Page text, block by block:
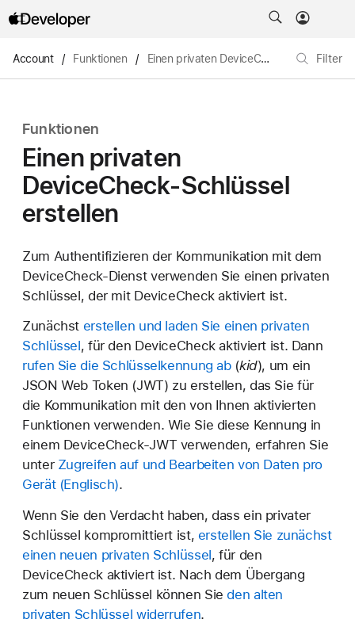
Account / Funktionen / Einen privaten DeviceCheck-Schlüssel erstellen Filter
Funktionen
Einen privaten
DeviceCheck-Schlüssel
erstellen
Zum Authentifizieren der Kommunikation mit dem
DeviceCheck-Dienst verwenden Sie einen privaten
Schlüssel, der mit DeviceCheck aktiviert ist.
Zunächst erstellen und laden Sie einen privaten
Schlüssel, für den DeviceCheck aktiviert ist. Dann
rufen Sie die Schlüsselkennung ab(kid), um ein
JSON Web Token (JWT) zu erstellen, das Sie für
die Kommunikation mit den von Ihnen aktivierten
Funktionen verwenden. Wie Sie diese Kennung in
einem DeviceCheck-JWT verwenden, erfahren Sie
unter Zugreifen auf und Bearbeiten von Daten pro
Gerät
.
Wenn Sie den Verdacht haben, dass ein privater
Schlüssel kompromittiert ist, erstellen Sie zunächst
einen neuen privaten Schlüssel, für den
DeviceCheck aktiviert ist. Nach dem Übergang
zum neuen Schlüssel können Sie den alten
privaten Schlüssel widerrufen.